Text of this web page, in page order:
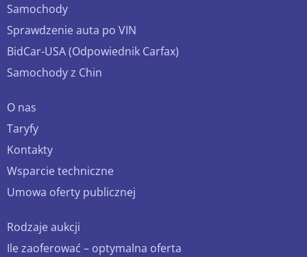
Samochody
Sprawdzenie auta po VIN
BidCar-USA (Odpowiednik Carfax)
Samochody z Chin
O nas
Taryfy
Kontakty
Wsparcie techniczne
Umowa oferty publicznej
Rodzaje aukcji
Ile zaoferować – optymalna oferta